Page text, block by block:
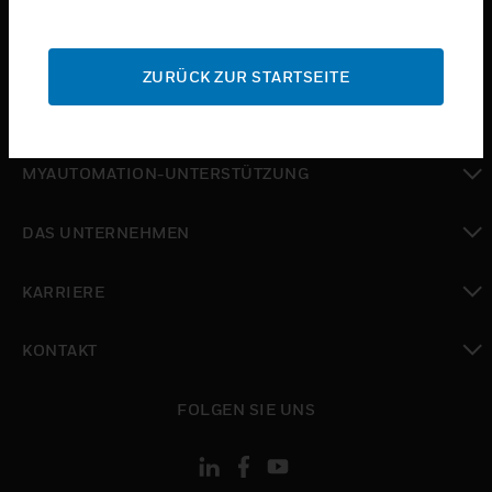
SUPPORT
toggle view
toggle view
MYAUTOMATION-UNTERSTÜTZUNG
DAS UNTERNEHMEN
KARRIERE
KONTAKT
FOLGEN SIE UNS
ZURÜCK ZUR STARTSEITE